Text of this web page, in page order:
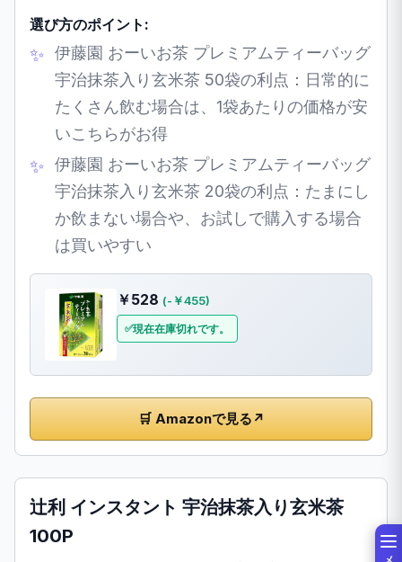
選び方のポイント:
伊藤園 おーいお茶 プレミアムティーバッグ
宇治抹茶入り玄米茶 50袋の利点：日常的に
たくさん飲む場合は、1袋あたりの価格が安
いこちらがお得
伊藤園 おーいお茶 プレミアムティーバッグ
宇治抹茶入り玄米茶 20袋の利点：たまにし
か飲まない場合や、お試しで購入する場合
は買いやすい
￥528 (-￥455)
現在在庫切れです。
🛒 Amazonで見る ↗
辻利 インスタント 宇治抹茶入り玄米茶
100P